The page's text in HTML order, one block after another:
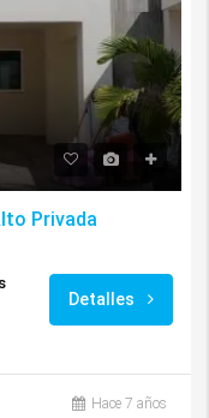
Privada
Detalles
Hace 7 años